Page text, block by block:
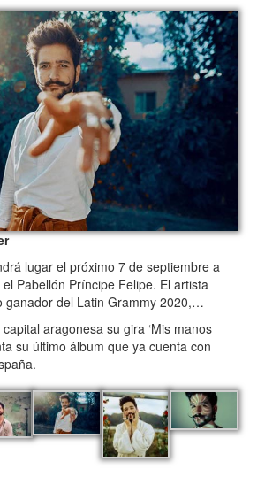
lugar el próximo 7 de septiembre a
Pabellón Príncipe Felipe. El artista
ganador del Latin Grammy 2020,…
aragonesa su gira ‘Mis manos
su último álbum que ya cuenta con